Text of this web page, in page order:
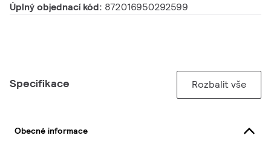
Úplný objednací kód: 872016950292599
Specifikace Rozbalit vše
Obecné informace